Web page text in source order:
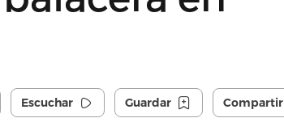
Escuchar Guardar Compartir